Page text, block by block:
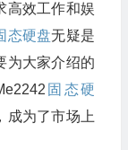
高效工作和娱
态硬盘无疑是
为大家介绍的
固态硬
成为了市场上